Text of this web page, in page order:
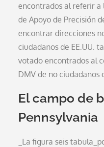
encontrados al referir a
de Apoyo de Precisión
encontrar direcciones
ciudadanos de EE.UU.
votado encontrados al
DMV de no ciudadanos
El campo de
Pennsylvania
_La figura seis